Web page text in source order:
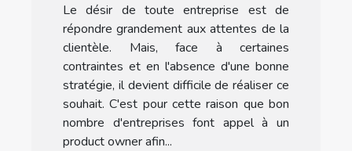
Le désir de toute entreprise est de
répondre grandement aux attentes de la
clientèle. Mais, face à certaines
contraintes et en l'absence d'une bonne
stratégie, il devient difficile de réaliser ce
souhait. C'est pour cette raison que bon
nombre d'entreprises font appel à un
product owner afin...